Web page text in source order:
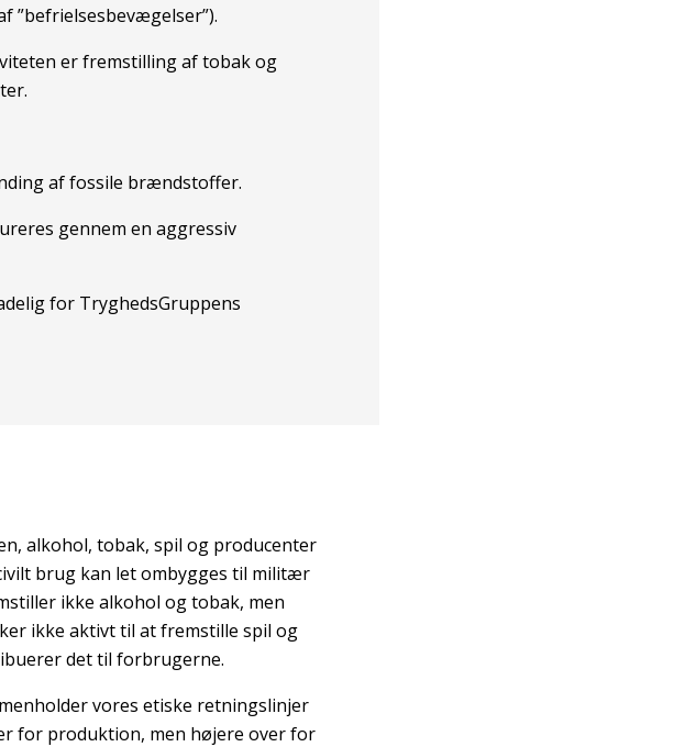
”befrielsesbevægelser”).
er fremstilling af tobak og
af fossile brændstoffer.
gennem en aggressiv
for TryghedsGruppens
alkohol, tobak, spil og producenter
brug kan let ombygges til militær
ikke alkohol og tobak, men
ikke aktivt til at fremstille spil og
det til forbrugerne.
vores etiske retningslinjer
for produktion, men højere over for